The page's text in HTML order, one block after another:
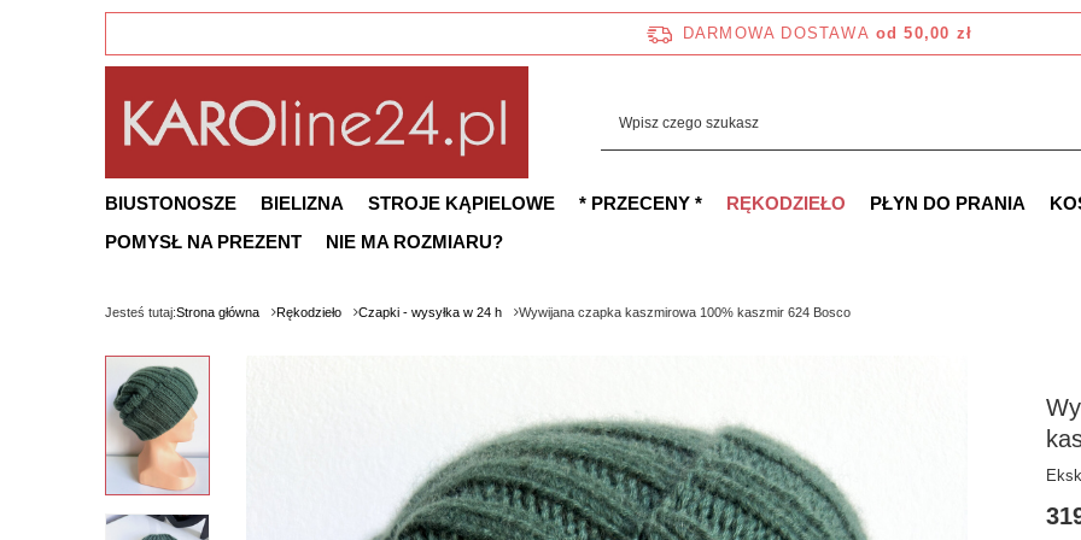
DARMOWA DOSTAWA od 50,00 zł
BIUSTONOSZE BIELIZNA STROJE KĄPIELOWE * PRZECENY * RĘKODZIEŁO PŁYN DO PRANIA
POMYSŁ NA PREZENT
NIE MA ROZMIARU?
Jesteś tutaj:Strona główna Rękodzieło Czapki - wysyłka w 24 h Wywijana czapka kaszmirowa 100% kaszmir 624 Bosco